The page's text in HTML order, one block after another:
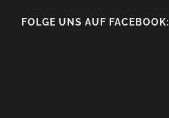
FOLGE UNS AUF FACEBOOK: